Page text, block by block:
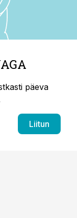
päeva
Liitun